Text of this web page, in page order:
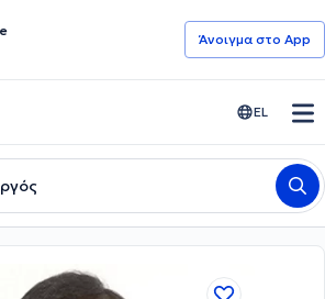
Άνοιγμα στο App
EL